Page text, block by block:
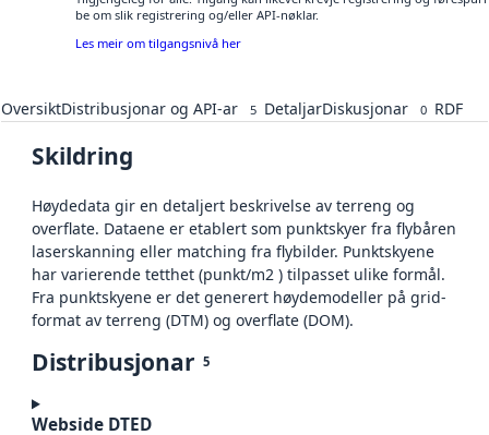
be om slik registrering og/eller API-nøklar.
Les meir om tilgangsnivå her
OversiktDistribusjonar og API-ar 5 DetaljarDiskusjonar 0 RDF
Skildring
Høydedata gir en detaljert beskrivelse av terreng og
overflate. Dataene er etablert som punktskyer fra flybåren
laserskanning eller matching fra flybilder. Punktskyene
har varierende tetthet (punkt/m2 ) tilpasset ulike formål.
Fra punktskyene er det generert høydemodeller på grid-
format av terreng (DTM) og overflate (DOM).
Distribusjonar 5
Webside DTED